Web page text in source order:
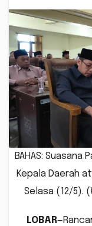
BAHAS:
Kepala Daerah
Selasa (12/5).
LOBAR